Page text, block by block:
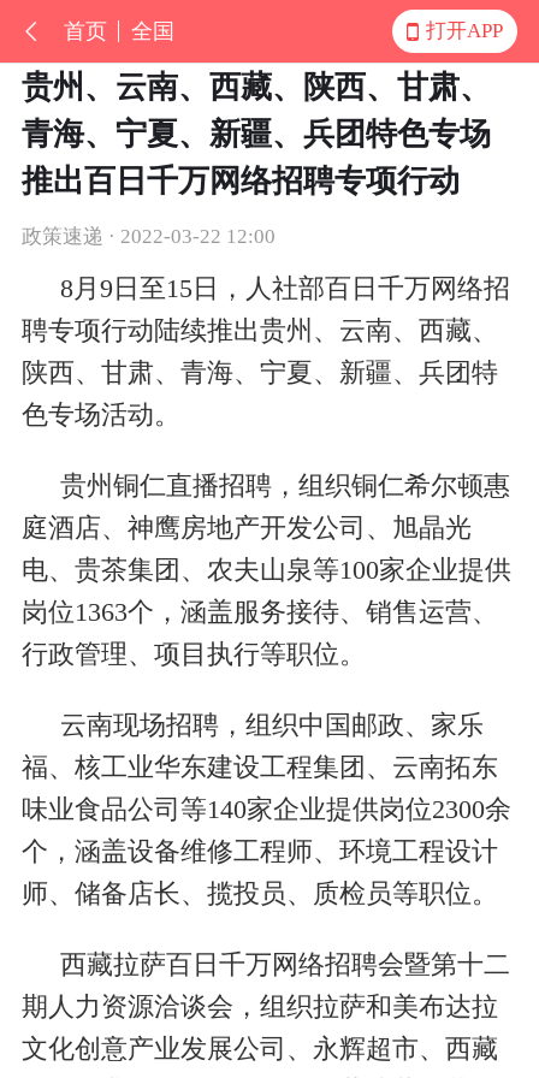
首页 全国 打开APP
贵州、云南、西藏、陕西、甘肃、
青海、宁夏、新疆、兵团特色专场
推出百日千万网络招聘专项行动
政策速递 · 2022-03-22 12:00
8月9日至15日，人社部百日千万网络招
聘专项行动陆续推出贵州、云南、西藏、
陕西、甘肃、青海、宁夏、新疆、兵团特
色专场活动。
贵州铜仁直播招聘，组织铜仁希尔顿惠
庭酒店、神鹰房地产开发公司、旭晶光
电、贵茶集团、农夫山泉等100家企业提供
岗位1363个，涵盖服务接待、销售运营、
行政管理、项目执行等职位。
云南现场招聘，组织中国邮政、家乐
福、核工业华东建设工程集团、云南拓东
味业食品公司等140家企业提供岗位2300余
个，涵盖设备维修工程师、环境工程设计
师、储备店长、揽投员、质检员等职位。
西藏拉萨百日千万网络招聘会暨第十二
期人力资源洽谈会，组织拉萨和美布达拉
文化创意产业发展公司、永辉超市、西藏